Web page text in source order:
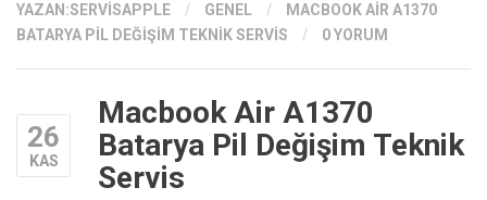
YAZAN:SERVISAPPLE / GENEL /
MACBOOK AIR A1370
BATARYA PIL DEĞIŞIM TEKNIK SERVIS
/ 0 YORUM
26
KAS
Macbook Air A1370
Batarya Pil Değişim Teknik
Servis